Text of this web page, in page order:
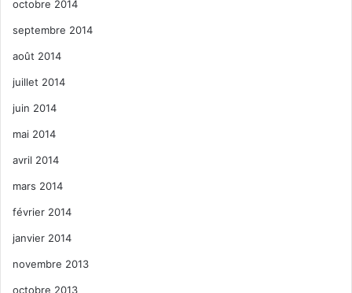
octobre 2014
septembre 2014
août 2014
juillet 2014
juin 2014
mai 2014
avril 2014
mars 2014
février 2014
janvier 2014
novembre 2013
octobre 2013